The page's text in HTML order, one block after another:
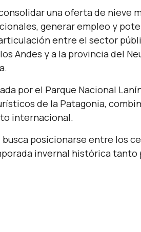
una oferta de nieve
generar empleo y
entre el sector
Andes y a la provincia del
por el Parque Nacional
de la Patagonia,
internacional.
posicionarse entre los
invernal histórica